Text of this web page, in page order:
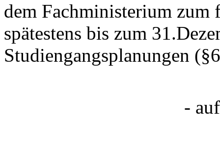
dem Fachministerium
spätestens bis zum
Studiengangsplanungen
-